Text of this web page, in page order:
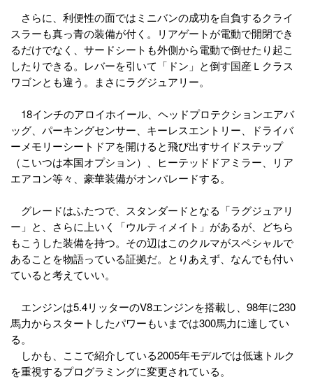
さらに、利便性の面ではミニバンの成功を自負するクライ
スラーも真っ青の装備が付く。リアゲートが電動で開閉でき
るだけでなく、サードシートも外側から電動で倒せたり起こ
したりできる。レバーを引いて「ドン」と倒す国産Ｌクラス
ワゴンとも違う。まさにラグジュアリー。
18インチのアロイホイール、ヘッドプロテクションエアバ
ッグ、パーキングセンサー、キーレスエントリー、ドライバ
ーメモリーシートドアを開けると飛び出すサイドステップ
（こいつは本国オプション）、ヒーテッドドアミラー、リア
エアコン等々、豪華装備がオンパレードする。
グレードはふたつで、スタンダードとなる「ラグジュアリ
ー」と、さらに上いく「ウルティメイト」があるが、どちら
もこうした装備を持つ。その辺はこのクルマがスペシャルで
あることを物語っている証拠だ。とりあえず、なんでも付い
ていると考えていい。
エンジンは5.4リッターのV8エンジンを搭載し、98年に230
馬力からスタートしたパワーもいまでは300馬力に達してい
る。
しかも、ここで紹介している2005年モデルでは低速トルク
を重視するプログラミングに変更されている。